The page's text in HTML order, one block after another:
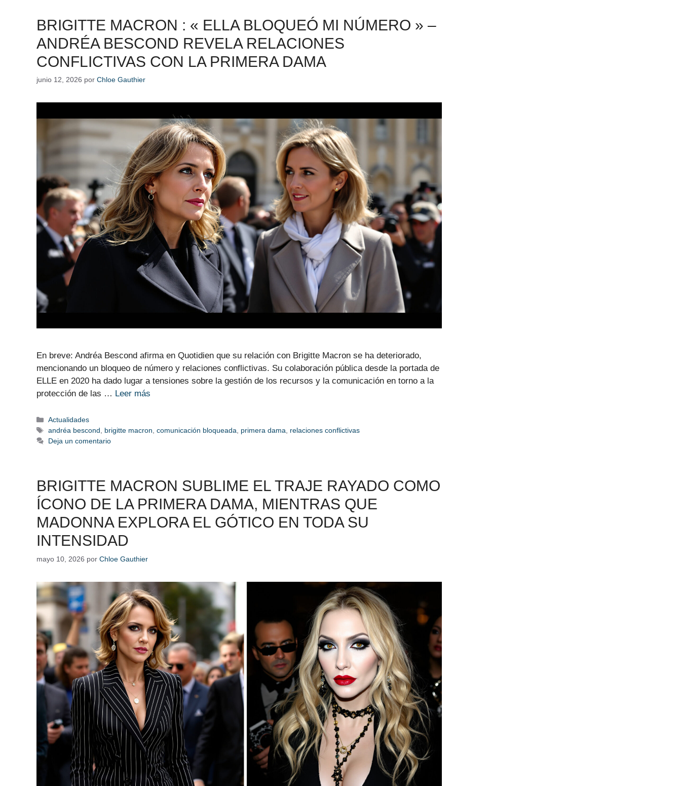
BRIGITTE MACRON : « ELLA BLOQUEÓ MI NÚMERO » –
ANDRÉA BESCOND REVELA RELACIONES
CONFLICTIVAS CON LA PRIMERA DAMA
junio 12, 2026 por Chloe Gauthier
En breve: Andréa Bescond afirma en Quotidien que su relación con Brigitte Macron se ha deteriorado,
mencionando un bloqueo de número y relaciones conflictivas. Su colaboración pública desde la portada de
ELLE en 2020 ha dado lugar a tensiones sobre la gestión de los recursos y la comunicación en torno a la
protección de las … Leer más
Categorías
Actualidades
Etiquetas
andréa bescond, brigitte macron,comunicación bloqueada, primera dama, relaciones conflictivas
Deja un comentario
BRIGITTE MACRON SUBLIME EL TRAJE RAYADO COMO
ÍCONO DE LA PRIMERA DAMA, MIENTRAS QUE
MADONNA EXPLORA EL GÓTICO EN TODA SU
INTENSIDAD
mayo 10, 2026 por Chloe Gauthier